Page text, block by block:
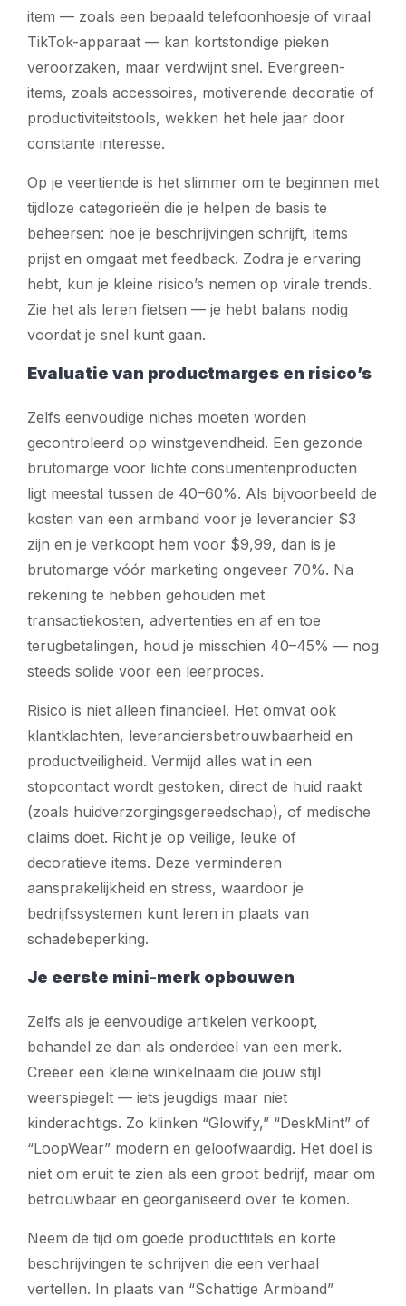
item — zoals een bepaald telefoonhoesje of viraal
TikTok-apparaat — kan kortstondige pieken
veroorzaken, maar verdwijnt snel. Evergreen-
items, zoals accessoires, motiverende decoratie of
productiviteitstools, wekken het hele jaar door
constante interesse.
Op je veertiende is het slimmer om te beginnen met
tijdloze categorieën die je helpen de basis te
beheersen: hoe je beschrijvingen schrijft, items
prijst en omgaat met feedback. Zodra je ervaring
hebt, kun je kleine risico’s nemen op virale trends.
Zie het als leren fietsen — je hebt balans nodig
voordat je snel kunt gaan.
Evaluatie van productmarges en risico’s
Zelfs eenvoudige niches moeten worden
gecontroleerd op winstgevendheid. Een gezonde
brutomarge voor lichte consumentenproducten
ligt meestal tussen de 40–60%. Als bijvoorbeeld de
kosten van een armband voor je leverancier $3
zijn en je verkoopt hem voor $9,99, dan is je
brutomarge vóór marketing ongeveer 70%. Na
rekening te hebben gehouden met
transactiekosten, advertenties en af en toe
terugbetalingen, houd je misschien 40–45% — nog
steeds solide voor een leerproces.
Risico is niet alleen financieel. Het omvat ook
klantklachten, leveranciersbetrouwbaarheid en
productveiligheid. Vermijd alles wat in een
stopcontact wordt gestoken, direct de huid raakt
(zoals huidverzorgingsgereedschap), of medische
claims doet. Richt je op veilige, leuke of
decoratieve items. Deze verminderen
aansprakelijkheid en stress, waardoor je
bedrijfssystemen kunt leren in plaats van
schadebeperking.
Je eerste mini-merk opbouwen
Zelfs als je eenvoudige artikelen verkoopt,
behandel ze dan als onderdeel van een merk.
Creëer een kleine winkelnaam die jouw stijl
weerspiegelt — iets jeugdigs maar niet
kinderachtigs. Zo klinken “Glowify,” “DeskMint” of
“LoopWear” modern en geloofwaardig. Het doel is
niet om eruit te zien als een groot bedrijf, maar om
betrouwbaar en georganiseerd over te komen.
Neem de tijd om goede producttitels en korte
beschrijvingen te schrijven die een verhaal
vertellen. In plaats van “Schattige Armband”